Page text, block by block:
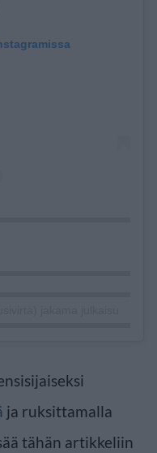
ja ruksittamalla
tähän artikkeliin